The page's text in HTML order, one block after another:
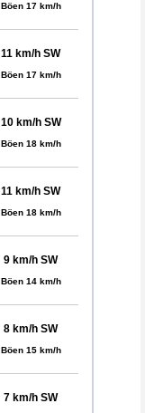
Böen 17 km/h
11 km/h SW
Böen 17 km/h
10 km/h SW
Böen 18 km/h
11 km/h SW
Böen 18 km/h
9 km/h SW
Böen 14 km/h
8 km/h SW
Böen 15 km/h
7 km/h SW